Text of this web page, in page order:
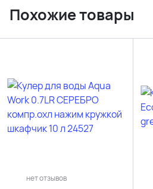
Похожие товары
нет отзывов